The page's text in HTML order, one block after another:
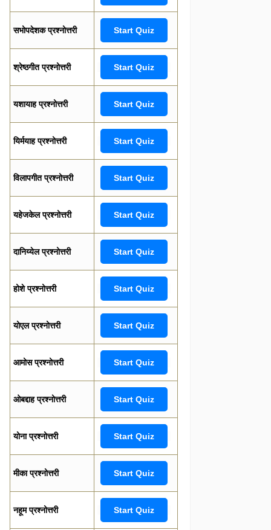
सभोपदेशक प्रश्नोत्तरी Start Quiz
श्रेष्ठगीत प्रश्नोत्तरी Start Quiz
यशायाह प्रश्नोत्तरी Start Quiz
यिर्मयाह प्रश्नोत्तरी Start Quiz
विलापगीत प्रश्नोत्तरी Start Quiz
यहेजकेल प्रश्नोत्तरी Start Quiz
दानिय्येल प्रश्नोत्तरी Start Quiz
होशे प्रश्नोत्तरी Start Quiz
योएल प्रश्नोत्तरी Start Quiz
आमोस प्रश्नोत्तरी Start Quiz
ओबद्दाह प्रश्नोत्तरी Start Quiz
योना प्रश्नोत्तरी Start Quiz
मीका प्रश्नोत्तरी Start Quiz
नहूम प्रश्नोत्तरी Start Quiz